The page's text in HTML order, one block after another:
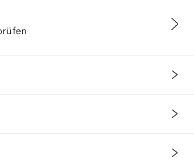
DEN WARENKORB